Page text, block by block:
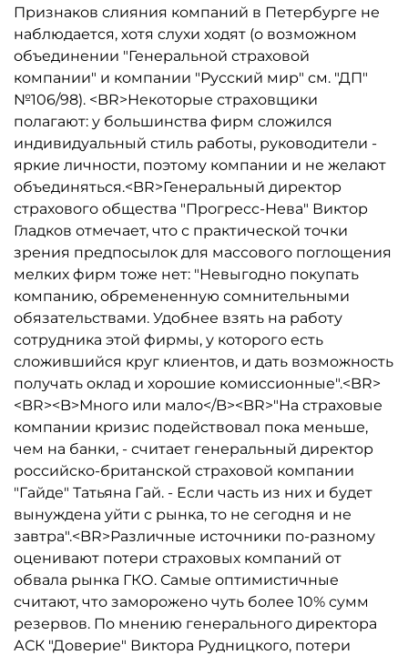
Признаков слияния компаний в Петербурге не
наблюдается, хотя слухи ходят (о возможном
объединении "Генеральной страховой
компании" и компании "Русский мир" см. "ДП"
№106/98). <BR>Некоторые страховщики
полагают: у большинства фирм сложился
индивидуальный стиль работы, руководители -
яркие личности, поэтому компании и не желают
объединяться.<BR>Генеральный директор
страхового общества "Прогресс-Нева" Виктор
Гладков отмечает, что с практической точки
зрения предпосылок для массового поглощения
мелких фирм тоже нет: "Невыгодно покупать
компанию, обремененную сомнительными
обязательствами. Удобнее взять на работу
сотрудника этой фирмы, у которого есть
сложившийся круг клиентов, и дать возможность
получать оклад и хорошие комиссионные".<BR>
<BR><B>Много или мало</B><BR>"На страховые
компании кризис подействовал пока меньше,
чем на банки, - считает генеральный директор
российско-британской страховой компании
"Гайде" Татьяна Гай. - Если часть из них и будет
вынуждена уйти с рынка, то не сегодня и не
завтра".<BR>Различные источники по-разному
оценивают потери страховых компаний от
обвала рынка ГКО. Самые оптимистичные
считают, что заморожено чуть более 10% сумм
резервов. По мнению генерального директора
АСК "Доверие" Виктора Рудницкого, потери